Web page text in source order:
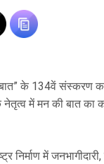
बात” के 134वें संस्करण
नेतृत्व में मन की बात का
निर्माण में